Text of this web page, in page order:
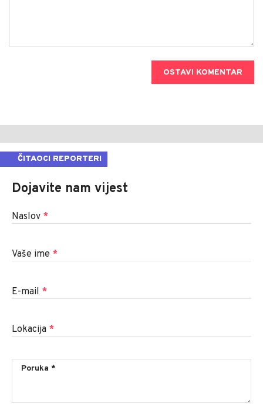
OSTAVI KOMENTAR
ČITAOCI REPORTERI
Dojavite nam vijest
Naslov *
Vaše ime *
E-mail *
Lokacija *